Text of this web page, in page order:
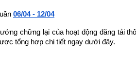
06/04 - 12/04
chững lại của hoạt động đăng tải
tổng hợp chi tiết ngay dưới đây.